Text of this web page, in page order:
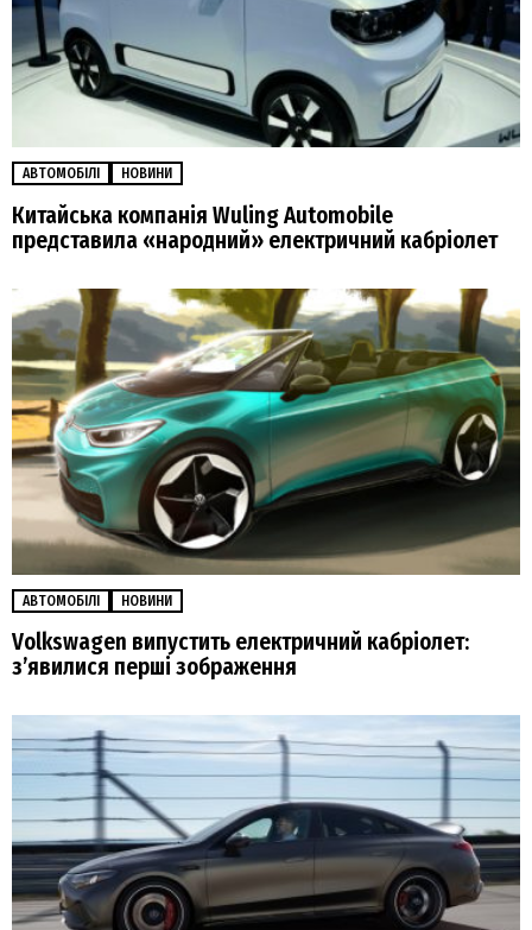
АВТОМОБІЛІ НОВИНИ
Китайська компанія Wuling Automobile
представила «народний» електричний кабріолет
АВТОМОБІЛІ НОВИНИ
Volkswagen випустить електричний кабріолет:
з’явилися перші зображення